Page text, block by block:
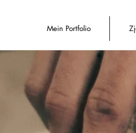
Mein Portfolio